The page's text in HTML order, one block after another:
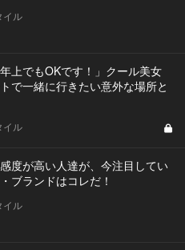
イル
年上でもOKです！」クール美女
で一緒に行きたい意外な場所と
イル
度が高い人達が、今注目してい
ブランドはコレだ！
イル